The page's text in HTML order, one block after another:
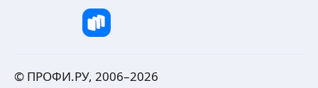
© ПРОФИ.РУ, 2006–2026